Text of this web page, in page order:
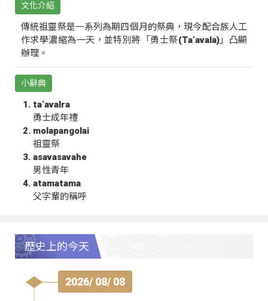
文化介紹
傳統祖靈祭是一系列為期四個月的祭典，現今配合族人工
作求學濃縮為一天，並特別將「勇士祭(Ta‘avala)」凸顯
辦理。
小辭典
ta‘avalra
勇士成年禮
molapangolai
祖靈祭
asavasavahe
男性青年
atamatama
父字輩的稱呼
歷史上的今天
2026/ 08/ 08